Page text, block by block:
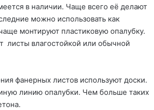
в наличии. Чаще всего её делают
можно использовать как
монтируют пластиковую опалубку.
листы влагостойкой или обычной
фанерных листов используют доски.
линию опалубки. Чем больше таких